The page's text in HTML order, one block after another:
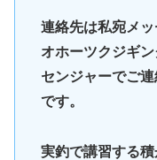
連絡先は私宛メッ
オホーツクジギ
センジャーでご
です。
実釣で講習する